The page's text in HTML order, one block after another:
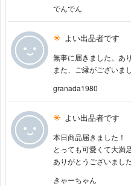
でんでん
よい出品者です
無事に届きました。あ
また、ご縁がございま
granada1980
よい出品者です
本日商品届きました！
とっても可愛くて大満足
ありがとうございまし
きゃーちゃん